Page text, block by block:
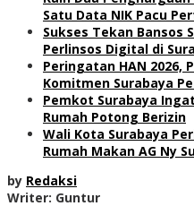
Satu Data NIK Pacu
Sukses Tekan Bansos
Perlinsos Digital di
Peringatan HAN 2026,
Komitmen Surabaya
Pemkot Surabaya
Rumah Potong Berizin
Wali Kota Surabaya
Rumah Makan AG Ny
by Redaksi
Writer: Guntur